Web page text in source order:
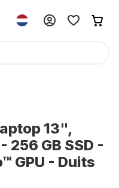
13",
256 GB SSD -
GPU - Duits